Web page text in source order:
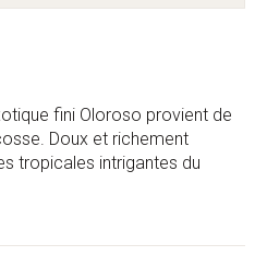
fini Oloroso provient de
Doux et richement
tropicales intrigantes du